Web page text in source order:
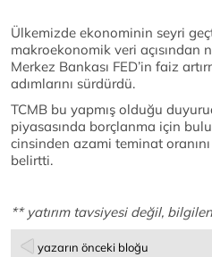
Ülkemizde ekonominin seyri
makroekonomik veri açısından
Merkez Bankası FED’in faiz
adımlarını sürdürdü.
TCMB bu yapmış olduğu
piyasasında borçlanma için
cinsinden azami teminat oranını
belirtti.
** yatırım tavsiyesi değil,
yazarın önceki bloğu